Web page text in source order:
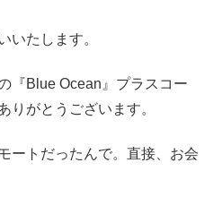
いたします。
『Blue Ocean』プラスコー
りがとうございます。
ートだったんで。直接、お会